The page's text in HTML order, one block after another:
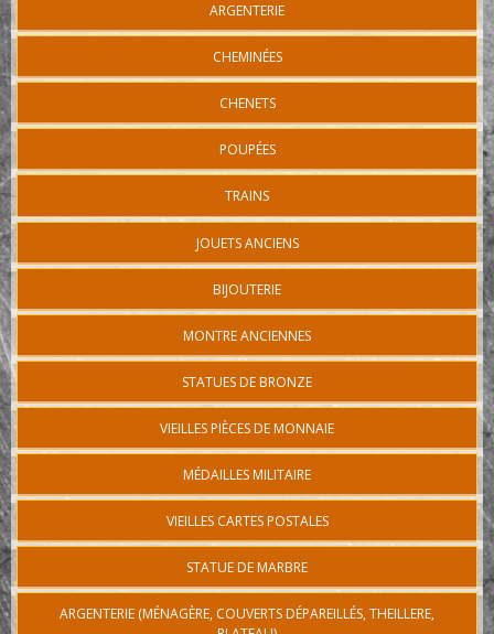
ARGENTERIE
CHEMINÉES
CHENETS
POUPÉES
TRAINS
JOUETS ANCIENS
BIJOUTERIE
MONTRE ANCIENNES
STATUES DE BRONZE
VIEILLES PIÈCES DE MONNAIE
MÉDAILLES MILITAIRE
VIEILLES CARTES POSTALES
STATUE DE MARBRE
ARGENTERIE (MÉNAGÈRE, COUVERTS DÉPAREILLÉS, THEILLERE,